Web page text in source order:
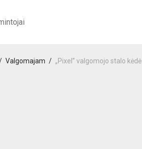
Valgomajam / „Pixel” valgomojo stalo kėdė